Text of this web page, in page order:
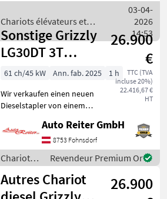
Gewich
Chariots élévateurs et
techniques de stockage /
Mitsubishi
03-04-
2026
14:53
Sonstige Grizzly
LG30DT 3T
Dieselstapler
Top Qualität !
26.900
€
TTC (TVA
incluse 20%)
22.416,67 €
HT
61 ch/45 kW Ann. fab. 2025
1 h
Wir verkaufen einen neuen
Dieselstapler von einem
weltweit: Lonking 3 Tonnen
Hublast. Dieser
hochwertige Stapler hat
einen Triplex FreihubMa
Auto Reiter GmbH
8753 Fohnsdorf
Chariots
élévateurs
et
techniques
Revendeur Premium Or
Autres Chariot
26.900